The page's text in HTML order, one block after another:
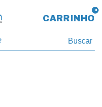
CARRINHO
0
Buscar